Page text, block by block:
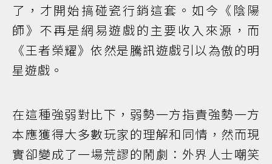
了，才開始搞碰瓷行銷這套。如今《陰陽
師》不再是網易遊戲的主要收入來源，而
《王者榮耀》依然是騰訊遊戲引以為傲的明
星遊戲。
在這種強弱對比下，弱勢一方指責強勢一方
本應獲得大多數玩家的理解和同情，然而現
實卻變成了一場荒謬的鬧劇：外界人士嘲笑